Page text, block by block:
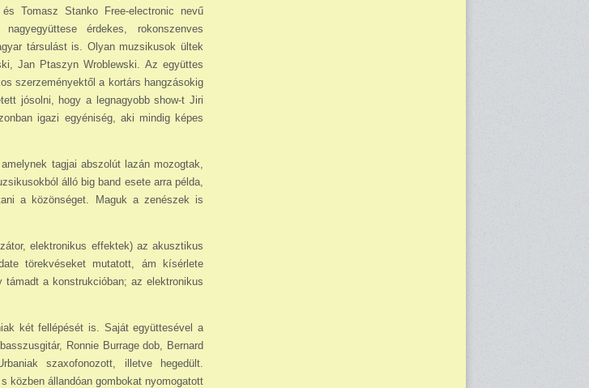
Tomasz Stanko Free-electronic nevű
érdekes, rokonszenves
társulást is. Olyan muzsikusok ültek
Jan Ptaszyn Wroblewski. Az együttes
szerzeményektől a kortárs hangzásokig
jósolni, hogy a legnagyobb show-t Jiri
igazi egyéniség, aki mindig képes
tagjai abszolút lazán mozogtak,
álló big band esete arra példa,
a közönséget. Maguk a zenészek is
elektronikus effektek) az akusztikus
törekvéseket mutatott, ám kísérlete
a konstrukcióban; az elektronikus
két fellé­pését is. Saját együttesével a
Ronnie Burrage dob, Bernard
szaxofonozott, illetve hegedült.
közben állandóan gombokat nyomogatott